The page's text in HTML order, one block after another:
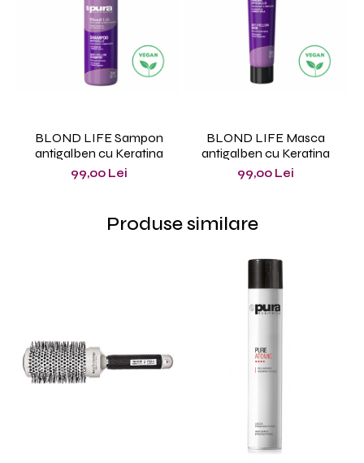
BLOND LIFE Sampon
antigalben cu Keratina
99,00 Lei
BLOND LIFE Masca
antigalben cu Keratina
99,00 Lei
Produse similare